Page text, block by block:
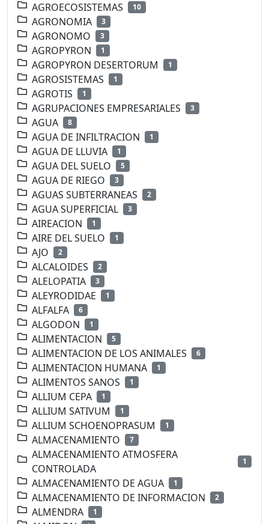
AGROECOSISTEMAS 10
AGRONOMIA 3
AGRONOMO 3
AGROPYRON 1
AGROPYRON DESERTORUM 1
AGROSISTEMAS 1
AGROTIS 1
AGRUPACIONES EMPRESARIALES 3
AGUA 8
AGUA DE INFILTRACION 1
AGUA DE LLUVIA 1
AGUA DEL SUELO 5
AGUA DE RIEGO 3
AGUAS SUBTERRANEAS 2
AGUA SUPERFICIAL 3
AIREACION 1
AIRE DEL SUELO 1
AJO 2
ALCALOIDES 2
ALELOPATIA 3
ALEYRODIDAE 1
ALFALFA 6
ALGODON 1
ALIMENTACION 5
ALIMENTACION DE LOS ANIMALES 6
ALIMENTACION HUMANA 1
ALIMENTOS SANOS 1
ALLIUM CEPA 1
ALLIUM SATIVUM 1
ALLIUM SCHOENOPRASUM 1
ALMACENAMIENTO 7
ALMACENAMIENTO ATMOSFERA
CONTROLADA
1
ALMACENAMIENTO DE AGUA 1
ALMACENAMIENTO DE INFORMACION 2
ALMENDRA 1